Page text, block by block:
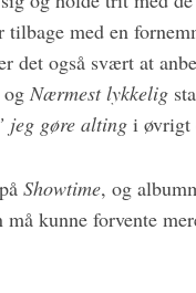
med en
det også svært at
og Nærmest lykkelig
jeg gøre alting i øvrigt
Showtime, og
kunne forvente